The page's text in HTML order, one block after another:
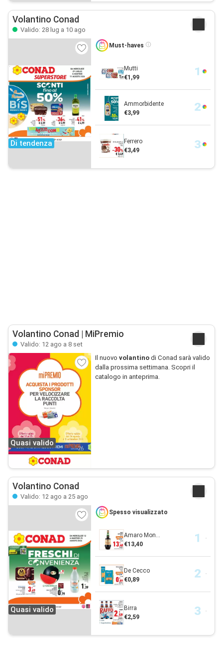
Volantino Conad
Valido: 28 lug a 10 ago
Di tendenza
Must-haves
Mutti
€1,99
Ammorbidente
€3,99
Ferrero
€3,49
Volantino Conad | MiPremio
Valido: 12 ago a 8 set
Quasi valido
Il nuovo volantinodi Conad sarà valido
dalla prossima settimana. Scopri il
catalogo in anteprima.
Volantino Conad
Valido: 12 ago a 25 ago
Quasi valido
Spesso visualizzato
Amaro Mon...
€13,40
De Cecco
€0,89
Birra
€2,59